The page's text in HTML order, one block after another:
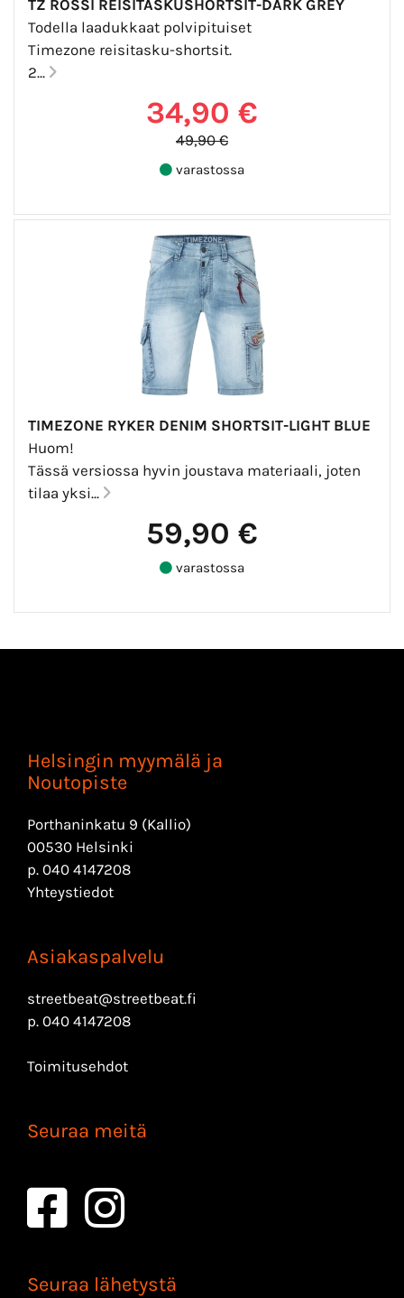
TZ ROSSI REISITASKUSHORTSIT-DARK GREY
Todella laadukkaat polvipituiset
Timezone reisitasku-shortsit.
2...
34,90 €
49,90 €
varastossa
TIMEZONE RYKER DENIM SHORTSIT-LIGHT BLUE
Huom!
Tässä versiossa hyvin joustava materiaali, joten
tilaa yksi...
59,90 €
varastossa
Helsingin myymälä ja
Noutopiste
Porthaninkatu 9 (Kallio)
00530 Helsinki
p. 040 4147208
Yhteystiedot
Asiakaspalvelu
streetbeat@streetbeat.fi
p. 040 4147208
Toimitusehdot
Seuraa meitä
Seuraa lähetystä